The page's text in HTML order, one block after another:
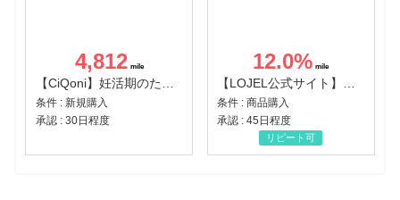
4,812
条件 : 新規購入
承認 : 30日程度
12.0%
条件 : 商品購入
承認 : 45日程度
リピート可